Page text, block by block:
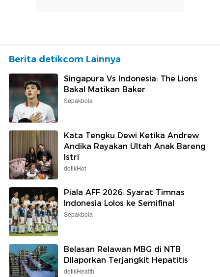
Berita detikcom Lainnya
Singapura Vs Indonesia: The Lions
Bakal Matikan Baker
Sepakbola
Kata Tengku Dewi Ketika Andrew
Andika Rayakan Ultah Anak Bareng
Istri
detikHot
Piala AFF 2026: Syarat Timnas
Indonesia Lolos ke Semifinal
Sepakbola
Belasan Relawan MBG di NTB
Dilaporkan Terjangkit Hepatitis
detikHealth